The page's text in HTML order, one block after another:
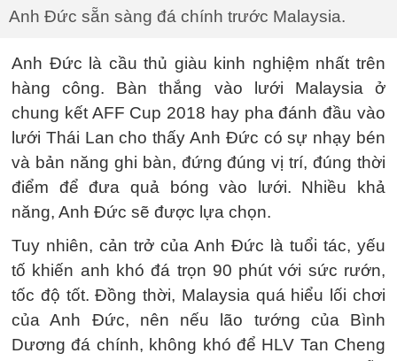
Anh Đức sẵn sàng đá chính trước Malaysia.
Anh Đức là cầu thủ giàu kinh nghiệm nhất trên
hàng công. Bàn thắng vào lưới Malaysia ở
chung kết AFF Cup 2018 hay pha đánh đầu vào
lưới Thái Lan cho thấy Anh Đức có sự nhạy bén
và bản năng ghi bàn, đứng đúng vị trí, đúng thời
điểm để đưa quả bóng vào lưới. Nhiều khả
năng, Anh Đức sẽ được lựa chọn.
Tuy nhiên, cản trở của Anh Đức là tuổi tác, yếu
tố khiến anh khó đá trọn 90 phút với sức rướn,
tốc độ tốt. Đồng thời, Malaysia quá hiểu lối chơi
của Anh Đức, nên nếu lão tướng của Bình
Dương đá chính, không khó để HLV Tan Cheng